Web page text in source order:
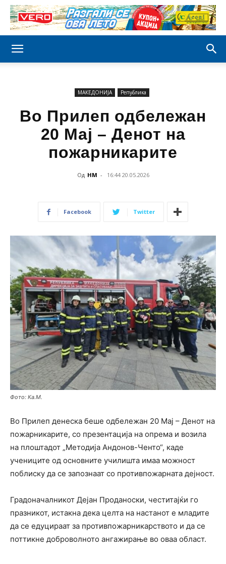
МАКЕДОНИЈА Република
Во Прилеп одбележан
20 Мај – Денот на
пожарникарите
Од НМ - 16:44 20.05.2026
Facebook Twitter
Фото: Ка.М.
Во Прилеп денеска беше одбележан 20 Мај – Денот на
пожарникарите, со презентација на опрема и возила
на плоштадот „Методија Андонов-Ченто“, каде
учениците од основните училишта имаа можност
поблиску да се запознаат со противпожарната дејност.
Градоначалникот Дејан Проданоски, честитајќи го
празникот, истакна дека целта на настанот е младите
да се едуцираат за противпожарникарството и да се
поттикне доброволното ангажирање во оваа област.